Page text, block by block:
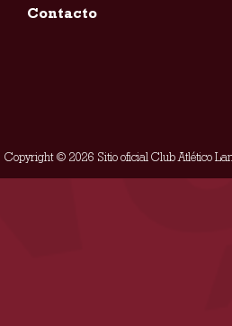
Contacto
Copyright © 2026 Sitio oficial Club Atlético